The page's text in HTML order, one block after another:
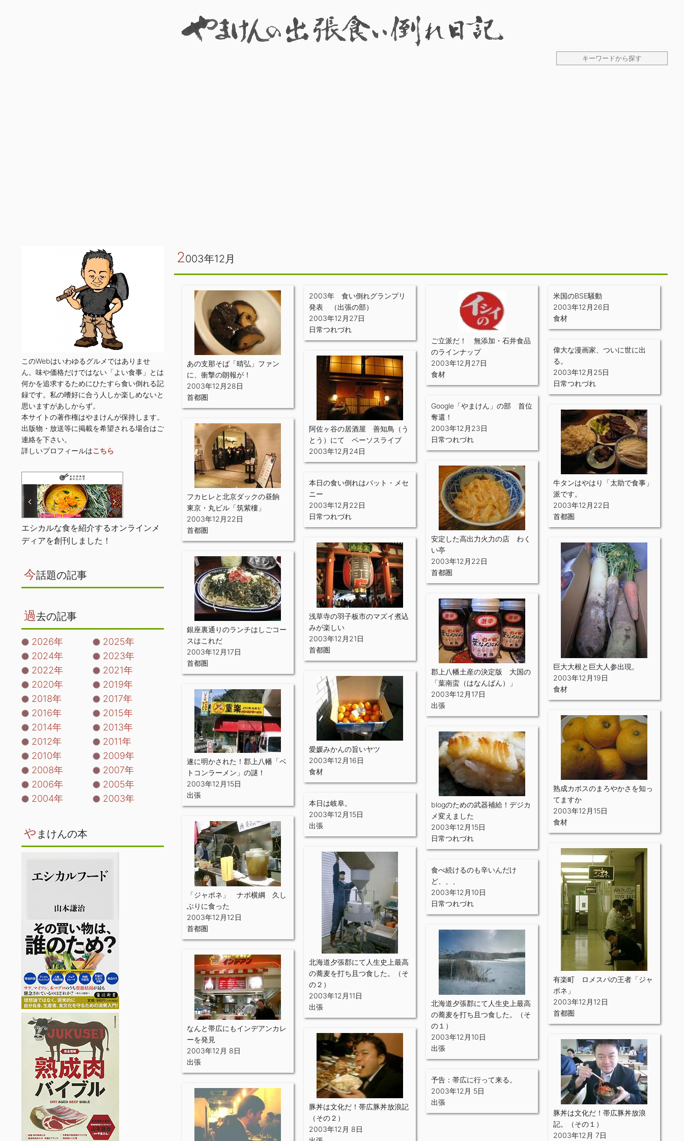
2003年12月
あの支那そば「晴弘」ファン
に、衝撃の朗報が！
2003年12月28日
首都圏
2003年 食い倒れグランプリ
発表 （出張の部）
2003年12月27日
日常つれづれ
ご立派だ！ 無添加・石井食品
のラインナップ
2003年12月27日
食材
米国のBSE騒動
2003年12月26日
食材
偉大な漫画家、ついに世に出
る。
2003年12月25日
日常つれづれ
阿佐ヶ谷の居酒屋 善知鳥（う
とう）にて ペーソスライブ
2003年12月24日
Google「やまけん」の部 首位
奪還！
2003年12月23日
日常つれづれ
牛タンはやはり「太助で食事」
派です。
2003年12月22日
首都圏
フカヒレと北京ダックの昼餉
東京・丸ビル「筑紫樓」
2003年12月22日
首都圏
安定した高出力火力の店 わく
い亭
2003年12月22日
首都圏
本日の食い倒れはパット・メセ
ニー
2003年12月22日
日常つれづれ
浅草寺の羽子板市のマズイ煮込
みが楽しい
2003年12月21日
首都圏
巨大大根と巨大人参出現。
2003年12月19日
食材
銀座裏通りのランチはしごコー
スはこれだ
2003年12月17日
首都圏
郡上八幡土産の決定版 大国の
「葉南蛮（はなんばん）」
2003年12月17日
出張
愛媛みかんの旨いヤツ
2003年12月16日
食材
遂に明かされた！郡上八幡「ベ
トコンラーメン」の謎！
2003年12月15日
出張
熟成カボスのまろやかさを知っ
てますか
2003年12月15日
食材
blogのための武器補給！デジカ
メ変えました
2003年12月15日
日常つれづれ
本日は岐阜。
2003年12月15日
出張
「ジャポネ」 ナポ横綱 久し
ぶりに食った
2003年12月12日
首都圏
有楽町 ロメスパの王者「ジャ
ポネ」
2003年12月12日
首都圏
北海道夕張郡にて人生史上最高
の蕎麦を打ち且つ食した。（そ
の２）
2003年12月11日
出張
食べ続けるのも辛いんだけ
ど、、、
2003年12月10日
日常つれづれ
北海道夕張郡にて人生史上最高
の蕎麦を打ち且つ食した。（そ
の１）
2003年12月10日
出張
なんと帯広にもインデアンカレ
ーを発見
2003年12月 8日
出張
豚丼は文化だ！帯広豚丼放浪記
（その２）
2003年12月 8日
豚丼は文化だ！帯広豚丼放浪
記。（その１）
2003年12月 7日
予告：帯広に行って来る。
2003年12月 5日
出張
このWebはいわゆるグルメではありませ
ん。味や価格だけではない「よい食事」とは
何かを追求するためにひたすら食い倒れる記
録です。私の嗜好に合う人しか楽しめないと
思いますがあしからず。
本サイトの著作権はやまけんが保持します。
出版物・放送等に掲載を希望される場合はご
連絡を下さい。
詳しいプロフィールはこちら
エシカルな食を紹介するオンラインメ
ディアを創刊しました！
今話題の記事
過去の記事
2026年
2025年
2024年
2023年
2022年
2021年
2020年
2019年
2018年
2017年
2016年
2015年
2014年
2013年
2012年
2011年
2010年
2009年
2008年
2007年
2006年
2005年
2004年
2003年
や まけんの本